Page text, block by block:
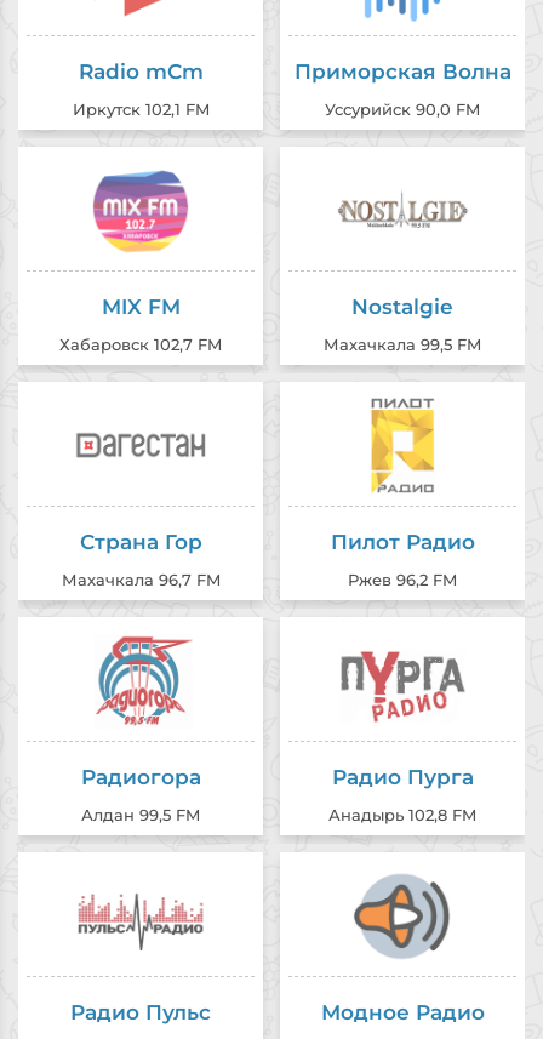
Radio mCm
Иркутск 102,1 FM
Приморская Волна
Уссурийск 90,0 FM
MIX FM
Хабаровск 102,7 FM
Nostalgie
Махачкала 99,5 FM
Страна Гор
Махачкала 96,7 FM
Пилот Радио
Ржев 96,2 FM
Радиогора
Алдан 99,5 FM
Радио Пурга
Анадырь 102,8 FM
Радио Пульс Модное Радио